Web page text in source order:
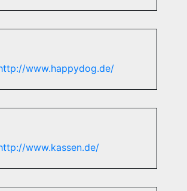
www.happydog.de/
www.kassen.de/